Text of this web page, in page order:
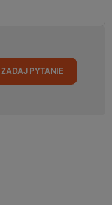
ZADAJ PYTANIE